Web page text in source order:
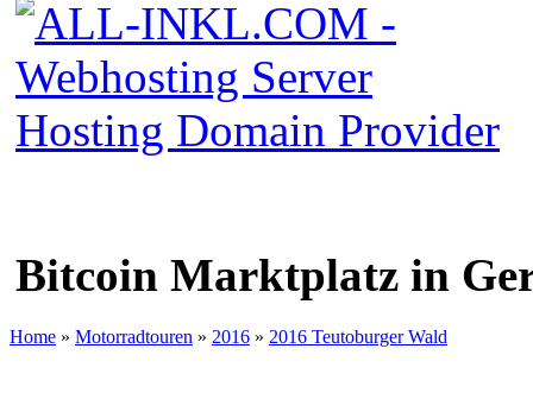
Bitcoin Marktplatz in
Home » Motorradtouren » 2016 » 2016 Teutoburger Wald